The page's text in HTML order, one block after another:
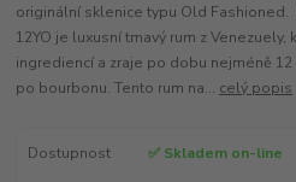
originální sklenice typu Old Fashioned.
12YO je luxusní tmavý rum z
ingrediencí a zraje po dobu nejméně
po bourbonu. Tento rum na... celý popis
Dostupnost ✅ Skladem on-line